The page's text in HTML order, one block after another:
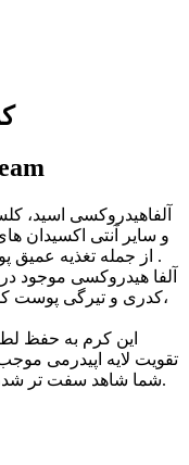
و سایر آنتی اکسیدان
از جمله تغذیه عمیق پوست و موجب هیدراتاسیون پوست میشود .
آلفا هیدروکسی موجود
،کدری و تیرگی پوست
این کرم به حفظ
تقویت لایه اپیدرمی
شما شاهد سفت تر شدن پوست و رفع افتادگی پوست خواهید بود.